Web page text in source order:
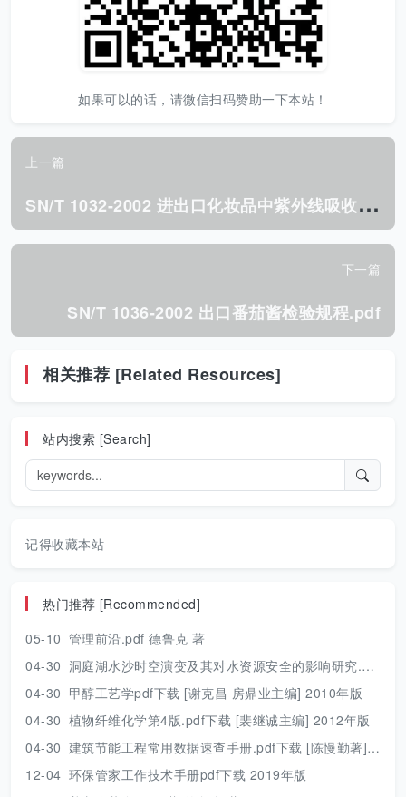
如果可以的话，请微信扫码赞助一下本站！
上一篇
S
N/T 1032-2002 进出口化妆品中紫外线吸收剂的测定 液相色谱法.pdf
下一篇
SN/T 1036-2002 出口番茄酱检验规程.pdf
相关推荐 [Related Resources]
站内搜索 [Search]
记得收藏本站
热门推荐 [Recommended]
05-10 管理前沿.pdf 德鲁克 著
04-30 洞庭湖水沙时空演变及其对水资源安全的影响研究.pdf 胡光伟 著 2017年版
04-30 甲醇工艺学pdf下载 [谢克昌 房鼎业主编] 2010年版
04-30 植物纤维化学第4版.pdf下载 [裴继诚主编] 2012年版
04-30 建筑节能工程常用数据速查手册.pdf下载 [陈慢勤著] 2010年版
12-04 环保管家工作技术手册pdf下载 2019年版